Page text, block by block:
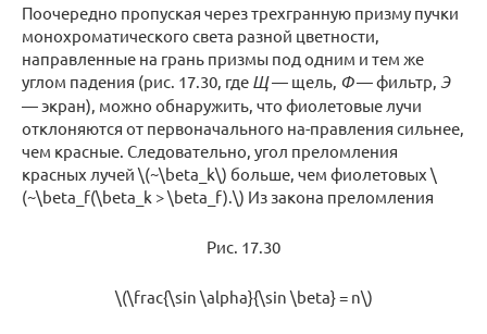
Поочередно пропуская через трехгранную призму пучки
монохроматического света разной цветности,
направленные на грань призмы под одним и тем же
углом падения (рис. 17.30, где Щ— щель, Ф— фильтр, Э
— экран), можно обнаружить, что фиолетовые лучи
отклоняются от первоначального на-правления сильнее,
чем красные. Следовательно, угол преломления
красных лучей \(~\beta_k\) больше, чем фиолетовых \
(~\beta_f(\beta_k > \beta_f).\) Из закона преломления
Рис. 17.30
\(\frac{\sin \alpha}{\sin \beta} = n\)